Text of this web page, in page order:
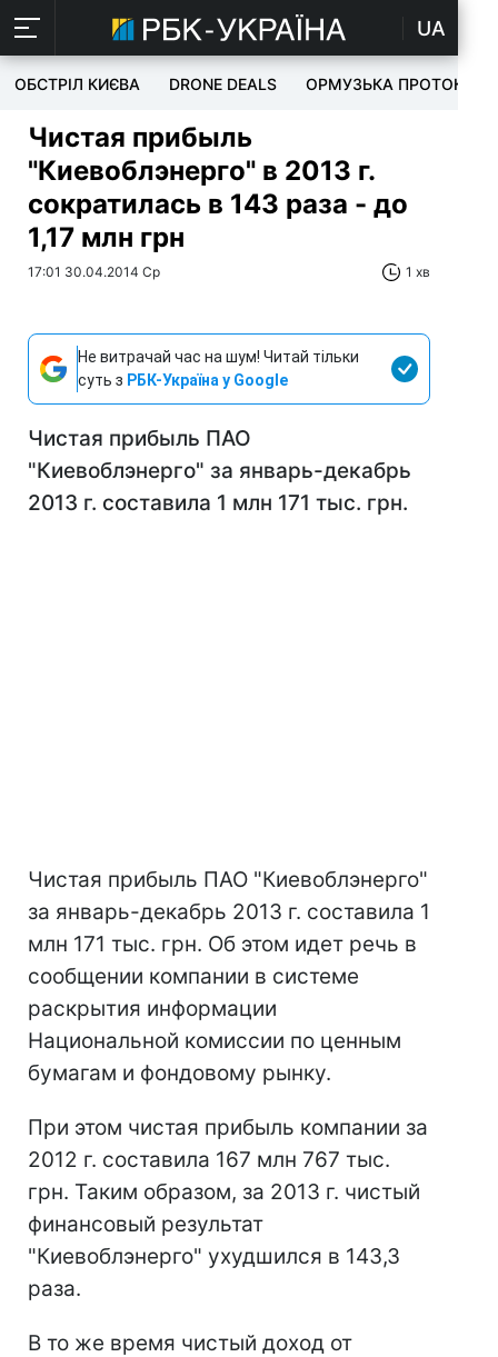
UA
ОБСТРІЛ КИЄВА DRONE DEALS ОРМУЗЬКА ПРОТОКА
Чистая прибыль
"Киевоблэнерго" в 2013 г.
сократилась в 143 раза - до
1,17 млн грн
17:01 30.04.2014 Ср 1 хв
Не витрачай час на шум! Читай тільки
суть з РБК-Україна у Google
Чистая прибыль ПАО
"Киевоблэнерго" за январь-декабрь
2013 г. составила 1 млн 171 тыс. грн.
Чистая прибыль ПАО "Киевоблэнерго"
за январь-декабрь 2013 г. составила 1
млн 171 тыс. грн. Об этом идет речь в
сообщении компании в системе
раскрытия информации
Национальной комиссии по ценным
бумагам и фондовому рынку.
При этом чистая прибыль компании за
2012 г. составила 167 млн 767 тыс.
грн. Таким образом, за 2013 г. чистый
финансовый результат
"Киевоблэнерго" ухудшился в 143,3
раза.
В то же время чистый доход от